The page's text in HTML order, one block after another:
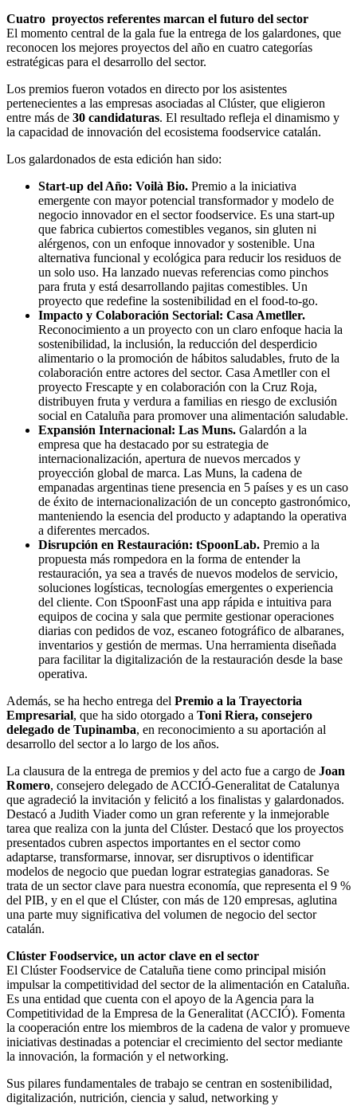
Cuatro proyectos referentes marcan el futuro del sector
El momento central de la gala fue la entrega de los galardones, que
reconocen los mejores proyectos del año en cuatro categorías
estratégicas para el desarrollo del sector.
Los premios fueron votados en directo por los asistentes
pertenecientes a las empresas asociadas al Clúster, que eligieron
entre más de 30 candidaturas. El resultado refleja el dinamismo y
la capacidad de innovación del ecosistema foodservice catalán.
Los galardonados de esta edición han sido:
Start-up del Año: Voilà Bio. Premio a la iniciativa
emergente con mayor potencial transformador y modelo de
negocio innovador en el sector foodservice. Es una start-up
que fabrica cubiertos comestibles veganos, sin gluten ni
alérgenos, con un enfoque innovador y sostenible. Una
alternativa funcional y ecológica para reducir los residuos de
un solo uso. Ha lanzado nuevas referencias como pinchos
para fruta y está desarrollando pajitas comestibles. Un
proyecto que redefine la sostenibilidad en el food-to-go.
Impacto y Colaboración Sectorial: Casa Ametller.
Reconocimiento a un proyecto con un claro enfoque hacia la
sostenibilidad, la inclusión, la reducción del desperdicio
alimentario o la promoción de hábitos saludables, fruto de la
colaboración entre actores del sector. Casa Ametller con el
proyecto Frescapte y en colaboración con la Cruz Roja,
distribuyen fruta y verdura a familias en riesgo de exclusión
social en Cataluña para promover una alimentación saludable.
Expansión Internacional: Las Muns. Galardón a la
empresa que ha destacado por su estrategia de
internacionalización, apertura de nuevos mercados y
proyección global de marca. Las Muns, la cadena de
empanadas argentinas tiene presencia en 5 países y es un caso
de éxito de internacionalización de un concepto gastronómico,
manteniendo la esencia del producto y adaptando la operativa
a diferentes mercados.
Disrupción en Restauración: tSpoonLab. Premio a la
propuesta más rompedora en la forma de entender la
restauración, ya sea a través de nuevos modelos de servicio,
soluciones logísticas, tecnologías emergentes o experiencia
del cliente. Con tSpoonFast una app rápida e intuitiva para
equipos de cocina y sala que permite gestionar operaciones
diarias con pedidos de voz, escaneo fotográfico de albaranes,
inventarios y gestión de mermas. Una herramienta diseñada
para facilitar la digitalización de la restauración desde la base
operativa.
Además, se ha hecho entrega del Premio a la Trayectoria
Empresarial, que ha sido otorgado a Toni Riera, consejero
delegado de Tupinamba, en reconocimiento a su aportación al
desarrollo del sector a lo largo de los años.
La clausura de la entrega de premios y del acto fue a cargo de Joan
Romero, consejero delegado de ACCIÓ-Generalitat de Catalunya
que agradeció la invitación y felicitó a los finalistas y galardonados.
Destacó a Judith Viader como un gran referente y la inmejorable
tarea que realiza con la junta del Clúster. Destacó que los proyectos
presentados cubren aspectos importantes en el sector como
adaptarse, transformarse, innovar, ser disruptivos o identificar
modelos de negocio que puedan lograr estrategias ganadoras. Se
trata de un sector clave para nuestra economía, que representa el 9 %
del PIB, y en el que el Clúster, con más de 120 empresas, aglutina
una parte muy significativa del volumen de negocio del sector
catalán.
Clúster Foodservice, un actor clave en el sector
El Clúster Foodservice de Cataluña tiene como principal misión
impulsar la competitividad del sector de la alimentación en Cataluña.
Es una entidad que cuenta con el apoyo de la Agencia para la
Competitividad de la Empresa de la Generalitat (ACCIÓ). Fomenta
la cooperación entre los miembros de la cadena de valor y promueve
iniciativas destinadas a potenciar el crecimiento del sector mediante
la innovación, la formación y el networking.
Sus pilares fundamentales de trabajo se centran en sostenibilidad,
digitalización, nutrición, ciencia y salud, networking y